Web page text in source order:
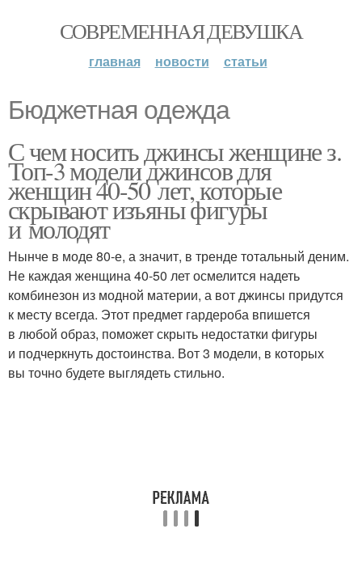
СОВРЕМЕННАЯ ДЕВУШКА
главная новости статьи
Бюджетная одежда
С чем носить джинсы женщине з.
Топ-3 модели джинсов для
женщин 40-50 лет, которые
скрывают изъяны фигуры
и молодят
Нынче в моде 80-е, а значит, в тренде тотальный деним.
Не каждая женщина 40-50 лет осмелится надеть
комбинезон из модной материи, а вот джинсы придутся
к месту всегда. Этот предмет гардероба впишется
в любой образ, поможет скрыть недостатки фигуры
и подчеркнуть достоинства. Вот 3 модели, в которых
вы точно будете выглядеть стильно.